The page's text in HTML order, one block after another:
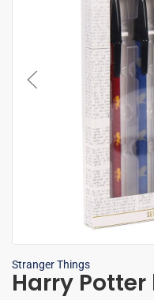
Stranger Things
Harry